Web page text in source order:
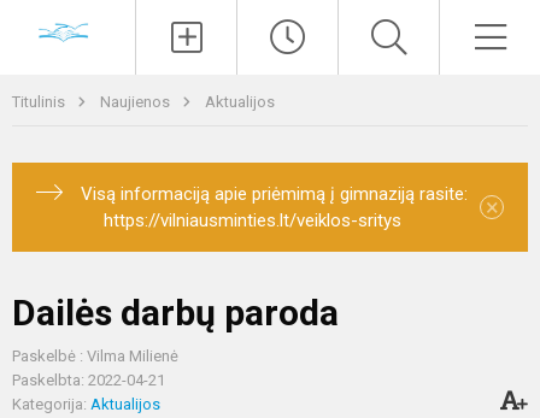
Titulinis Naujienos Aktualijos
Visą informaciją apie priėmimą į gimnaziją rasite:
https://vilniausminties.lt/veiklos-sritys
×
Dailės darbų paroda
Paskelbė : Vilma Milienė
Paskelbta: 2022-04-21
Kategorija: Aktualijos